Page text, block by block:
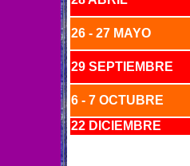
26 - 27 MAYO
29 SEPTIEMBRE
6 - 7 OCTUBRE
22 DICIEMBRE